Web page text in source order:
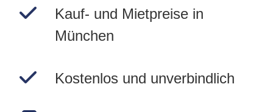
Kauf- und Mietpreise in
München
Kostenlos und unverbindlich